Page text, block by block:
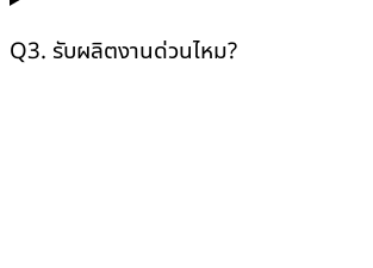
Q3. รับผลิตงานด่วนไหม?